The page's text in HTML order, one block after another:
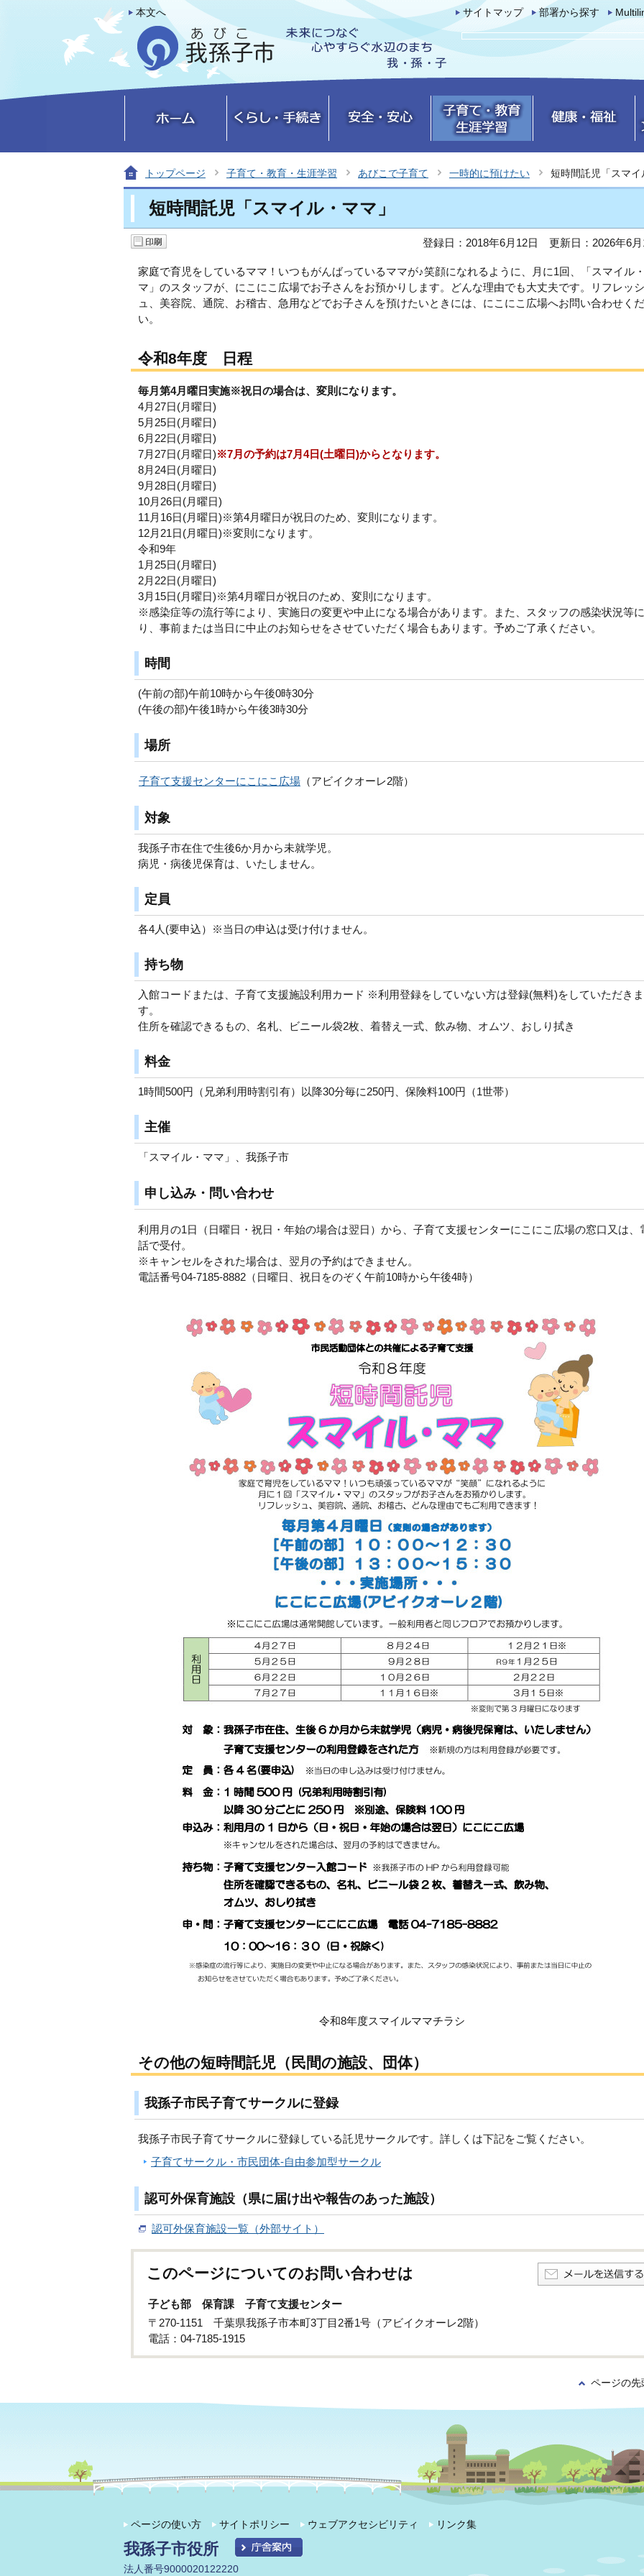
本文へ サイトマップ 部署から探す
トップページ 子育て・教育・生涯学習 あびこで子育て 一時的に預けたい 短時間託児「スマイ
短時間託児「スマイル・ママ」
登録日：2018年6月12日 更新日：2026年6
家庭で育児をしているママ！いつもがんばっているママが♪笑顔になれるように、月に1回、「スマイル
マ」のスタッフが、にこにこ広場でお子さんをお預かりします。どんな理由でも大丈夫です。リフレッシ
ュ、美容院、通院、お稽古、急用などでお子さんを預けたいときには、にこにこ広場へお問い合わせく
い。
令和8年度 日程
毎月第4月曜日実施※祝日の場合は、変則になります。
4月27日(月曜日)
5月25日(月曜日)
6月22日(月曜日)
7月27日(月曜日)※7月の予約は7月4日(土曜日)からとなります。
8月24日(月曜日)
9月28日(月曜日)
10月26日(月曜日)
11月16日(月曜日)※第4月曜日が祝日のため、変則になります。
12月21日(月曜日)※変則になります。
令和9年
1月25日(月曜日)
2月22日(月曜日)
3月15日(月曜日)※第4月曜日が祝日のため、変則になります。
※感染症等の流行等により、実施日の変更や中止になる場合があります。また、スタッフの感染状況等
り、事前または当日に中止のお知らせをさせていただく場合もあります。予めご了承ください。
時間
(午前の部)午前10時から午後0時30分
(午後の部)午後1時から午後3時30分
場所
子育て支援センターにこにこ広場 （アビイクオーレ2階）
対象
我孫子市在住で生後6か月から未就学児。
病児・病後児保育は、いたしません。
定員
各4人(要申込）※当日の申込は受け付けません。
持ち物
入館コードまたは、子育て支援施設利用カード ※利用登録をしていない方は登録(無料)をしていただきま
す。
住所を確認できるもの、名札、ビニール袋2枚、着替え一式、飲み物、オムツ、おしり拭き
料金
1時間500円（兄弟利用時割引有）以降30分毎に250円、保険料100円（1世帯）
主催
「スマイル・ママ」、我孫子市
申し込み・問い合わせ
利用月の1日（日曜日・祝日・年始の場合は翌日）から、子育て支援センターにこにこ広場の窓口又は、
話で受付。
※キャンセルをされた場合は、翌月の予約はできません。
電話番号04-7185-8882（日曜日、祝日をのぞく午前10時から午後4時）
令和8年度スマイルママチラシ
その他の短時間託児（民間の施設、団体）
我孫子市民子育てサークルに登録
我孫子市民子育てサークルに登録している託児サークルです。詳しくは下記をご覧ください。
子育てサークル・市民団体-自由参加型サークル
認可外保育施設（県に届け出や報告のあった施設）
認可外保育施設一覧（外部サイト）
このページについてのお問い合わせは
子ども部 保育課 子育て支援センター
〒270-1151 千葉県我孫子市本町3丁目2番1号（アビイクオーレ2階）
電話：04-7185-1915
ページの先
ページの使い方 サイトポリシー ウェブアクセシビリティ リンク集
我孫子市役所
法人番号9000020122220